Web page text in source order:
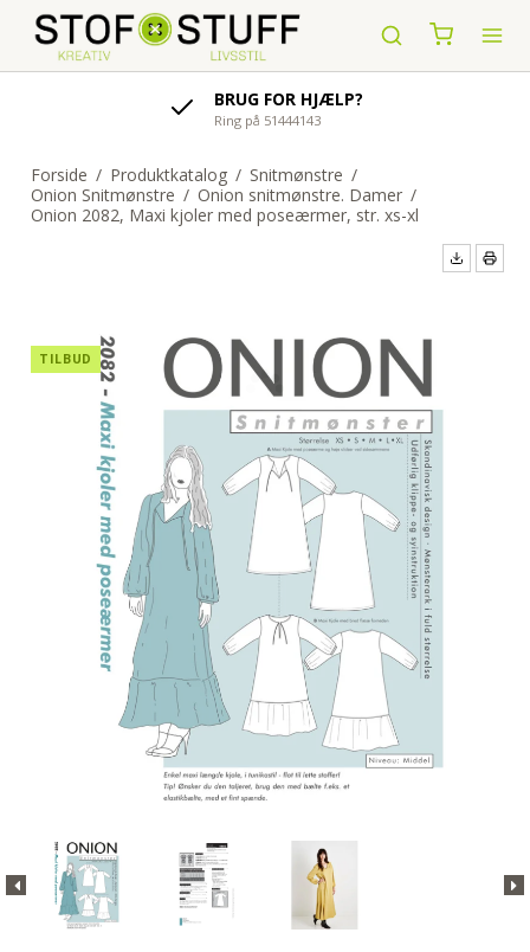
BRUG FOR HJÆLP?
Ring på 51444143
Forside / Produktkatalog / Snitmønstre /
Onion Snitmønstre / Onion snitmønstre. Damer /
Onion 2082, Maxi kjoler med poseærmer, str. xs-xl
TILBUD